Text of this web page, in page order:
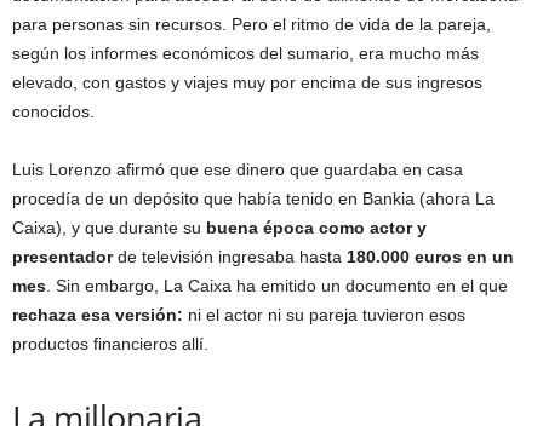
para personas sin recursos. Pero el ritmo de vida de la pareja,
según los informes económicos del sumario, era mucho más
elevado, con gastos y viajes muy por encima de sus ingresos
conocidos.
Luis Lorenzo afirmó que ese dinero que guardaba en casa
procedía de un depósito que había tenido en Bankia (ahora La
Caixa), y que durante su buena época como actor y
presentadorde televisión ingresaba hasta 180.000 euros en un
mes . Sin embargo, La Caixa ha emitido un documento en el que
rechaza esa versión: ni el actor ni su pareja tuvieron esos
productos financieros allí.
La millonaria